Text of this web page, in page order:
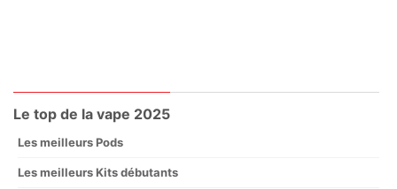
Le top de la vape 2025
Les meilleurs Pods
Les meilleurs Kits débutants